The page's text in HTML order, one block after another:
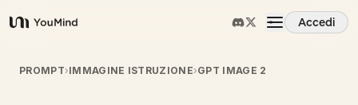
YouMind
Accedi
Panoramica
PROMPT›IMMAGINE ISTRUZIONE›GPT IMAGE 2